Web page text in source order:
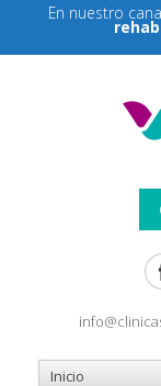
En nuestro